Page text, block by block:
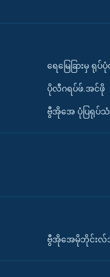
ရေမြေခြားမှ ရုပ်
ပိုလီဂရပ်ဖ်.အင်ဖို
ဗွီအိုအေ ပုံပြရုပ်သံ
ဗွီအိုအေမိုဘိုင်းလ်